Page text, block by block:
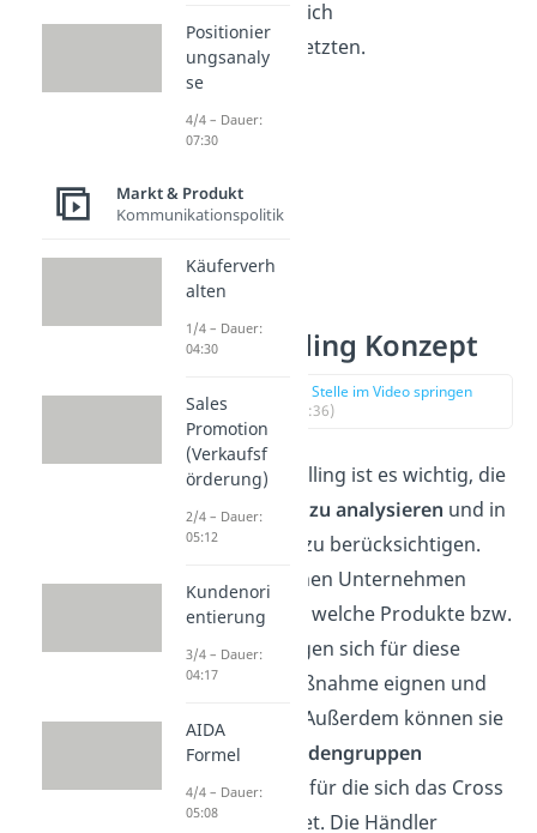
noch ausführlich
auseinandersetzten.
Cross Selling Konzept
zur Stelle im Video springen
(00:36)
Beim Cross Selling ist es wichtig, die
Kundendaten zu analysieren und in
der Strategie zu berücksichtigen.
Dadurch können Unternehmen
herausfinden, welche Produkte bzw.
Dienstleistungen sich für diese
Marketingmaßnahme eignen und
welche nicht. Außerdem können sie
passende
Kundengruppen
identifizieren, für die sich das Cross
Selling anbietet. Die Händler
Positionier
ungsanaly
se
4/4 – Dauer:
07:30
Markt & Produkt
Kommunikationspolitik
Käuferverh
alten
1/4 – Dauer:
04:30
Sales
Promotion
(Verkaufsf
örderung)
2/4 – Dauer:
05:12
Kundenori
entierung
3/4 – Dauer:
04:17
AIDA
Formel
4/4 – Dauer:
05:08